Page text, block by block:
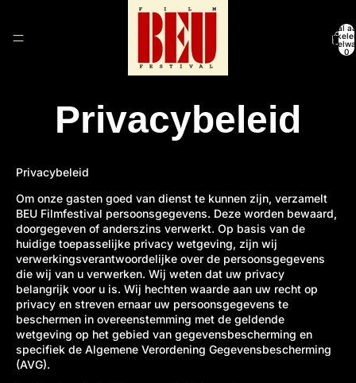
Totaal
0
Privacybeleid
Privacybeleid
Om onze gasten goed van dienst te kunnen zijn, verzamelt
BEU Filmfestival persoonsgegevens. Deze worden bewaard,
doorgegeven of anderszins verwerkt. Op basis van de
huidige toepasselijke privacy wetgeving, zijn wij
verwerkingsverantwoordelijke over de persoonsgegevens
die wij van u verwerken. Wij weten dat uw privacy
belangrijk voor u is. Wij hechten waarde aan uw recht op
privacy en streven ernaar uw persoonsgegevens te
beschermen in overeenstemming met de geldende
wetgeving op het gebied van gegevensbescherming en
specifiek de Algemene Verordening Gegevensbescherming
(AVG).